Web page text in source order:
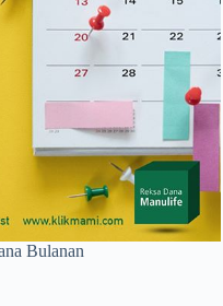
Bulanan